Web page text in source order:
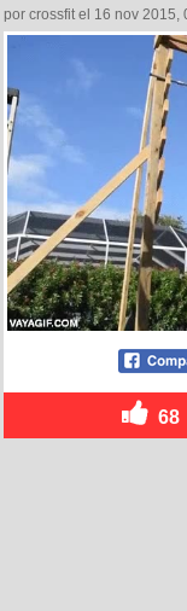
por crossfit el 16 nov 2015,
68